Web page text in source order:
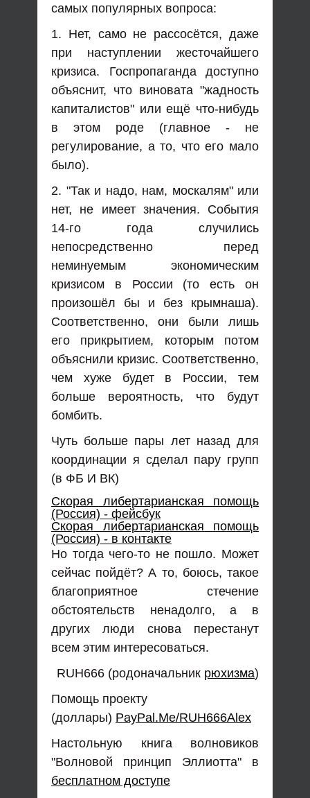
самых популярных вопроса:
1. Нет, само не рассосётся, даже
при наступлении жесточайшего
кризиса. Госпропаганда доступно
объяснит, что виновата "жадность
капиталистов" или ещё что-нибудь
в этом роде (главное - не
регулирование, а то, что его мало
было).
2. "Так и надо, нам, москалям" или
нет, не имеет значения. События
14-го года случились
непосредственно перед
неминуемым экономическим
кризисом в России (то есть он
произошёл бы и без крымнаша).
Соответственно, они были лишь
его прикрытием, которым потом
объяснили кризис. Соответственно,
чем хуже будет в России, тем
больше вероятность, что будут
бомбить.
Чуть больше пары лет назад для
координации я сделал пару групп
(в ФБ И ВК)
Скорая либертарианская помощь
(Россия) - фейсбук
Скорая либертарианская помощь
(Россия) - в контакте
Но тогда чего-то не пошло. Может
сейчас пойдёт? А то, боюсь, такое
благоприятное стечение
обстоятельств ненадолго, а в
других люди снова перестанут
всем этим интересоваться.
RUH666 (родоначальник рюхизма)
Помощь проекту
(доллары) PayPal.Me/RUH666Alex
Настольную книга волновиков
"Волновой принцип Эллиотта" в
бесплатном доступе